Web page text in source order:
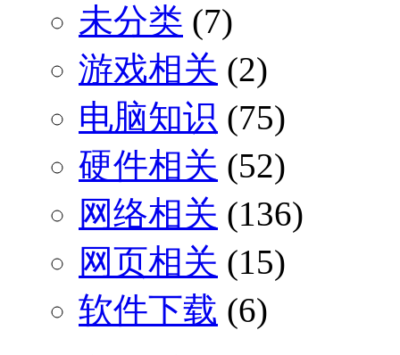
未分类 (7)
游戏相关 (2)
电脑知识 (75)
硬件相关 (52)
网络相关 (136)
网页相关 (15)
软件下载 (6)